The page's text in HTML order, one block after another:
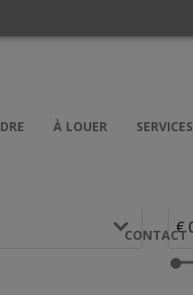
À LOUER SERVICES
CONTACT